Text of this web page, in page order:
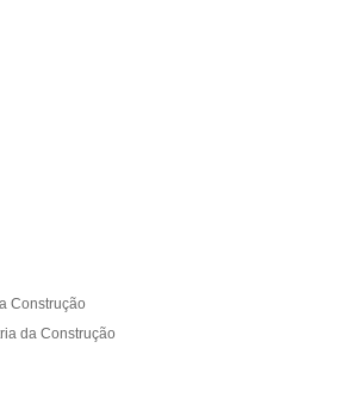
Construção
da Construção